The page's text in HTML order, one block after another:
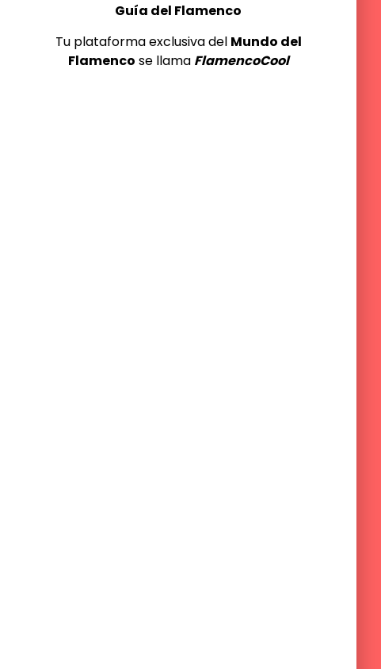
Guía del Flamenco
Tu plataforma exclusiva del Mundo del
Flamenco se llama FlamencoCool